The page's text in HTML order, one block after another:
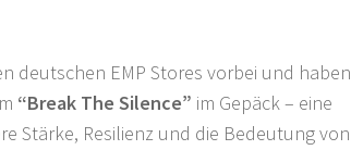
deutschen EMP Stores vorbei und haben
“Break The Silence” im Gepäck – eine
Stärke, Resilienz und die Bedeutung von